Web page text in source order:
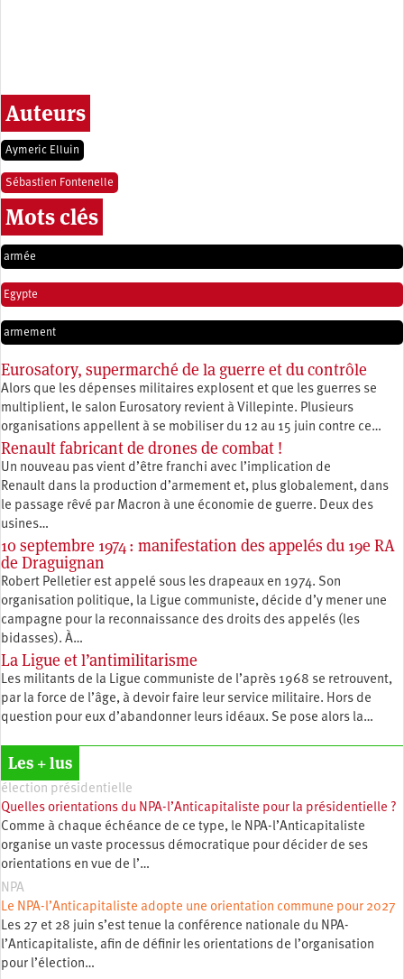
Auteurs
Aymeric Elluin
Sébastien Fontenelle
Mots clés
armée
Egypte
armement
Eurosatory, supermarché de la guerre et du contrôle
Alors que les dépenses militaires explosent et que les guerres se
multiplient, le salon Eurosatory revient à Villepinte. Plusieurs
organisations appellent à se mobiliser du 12 au 15 juin contre ce…
Renault fabricant de drones de combat !
Un nouveau pas vient d’être franchi avec l’implication de
Renault dans la production d’armement et, plus globalement, dans
le passage rêvé par Macron à une économie de guerre. Deux des
usines…
10 septembre 1974 : manifestation des appelés du 19e RA
de Draguignan
Robert Pelletier est appelé sous les drapeaux en 1974. Son
organisation politique, la Ligue communiste, décide d’y mener une
campagne pour la reconnaissance des droits des appelés (les
bidasses). À…
La Ligue et l’antimilitarisme
Les militants de la Ligue communiste de l’après 1968 se retrouvent,
par la force de l’âge, à devoir faire leur service militaire. Hors de
question pour eux d’abandonner leurs idéaux. Se pose alors la…
Les + lus
élection présidentielle
Quelles orientations du NPA-l’Anticapitaliste pour la présidentielle ?
Comme à chaque échéance de ce type, le NPA-l’Anticapitaliste
organise un vaste processus démocratique pour décider de ses
orientations en vue de l’…
NPA
Le NPA-l’Anticapitaliste adopte une orientation commune pour 2027
Les 27 et 28 juin s’est tenue la conférence nationale du NPA-
l’Anticapitaliste, afin de définir les orientations de l’organisation
pour l’élection…